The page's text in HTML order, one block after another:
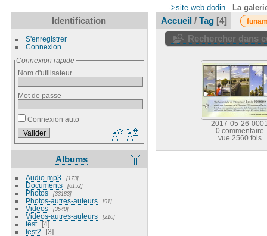
->site web dodin - La
Identification
S'enregistrer
Connexion
Connexion rapide
Nom d'utilisateur
Mot de passe
Connexion auto
Albums
Audio-mp3 173
Documents 6152
Photos 33183
Photos-autres-auteurs 91
Videos 3540
Videos-autres-auteurs 210
test
4
test2
3
Accueil/ Tag 4
Rechercher dans
2017-05-26-
0 commentaire
vue 2560 fois